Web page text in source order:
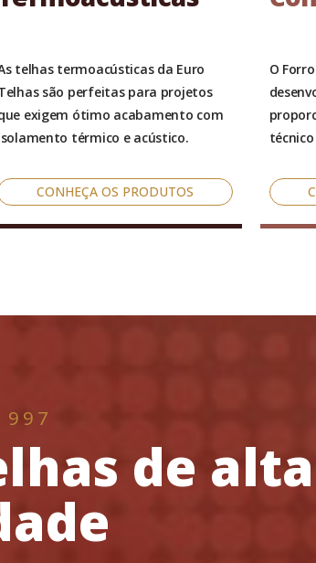
telhas termoacústicas da Euro
são perfeitas para projetos
exigem ótimo acabamento com
térmico e acústico.
CONHEÇA OS PRODUTOS
O
de alta